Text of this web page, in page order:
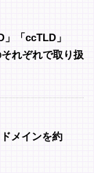
「ccTLD」
れぞれで取り扱
メインを約